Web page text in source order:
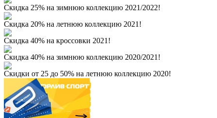
Скидка 25% на зимнюю коллекцию 2021/2022!
Скидка 20% на летнюю коллекцию 2021!
Скидка 40% на кроссовки 2021!
Скидка 40% на зимнюю коллекцию 2020/2021!
Скидки от 25 до 50% на летнюю коллекцию 2020!